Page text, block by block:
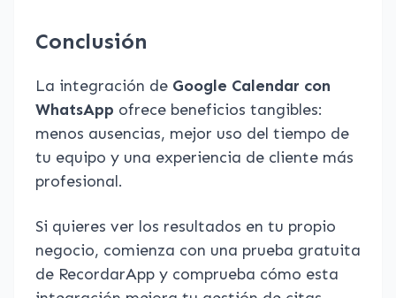
Conclusión
La integración de Google Calendar con
WhatsApp ofrece beneficios tangibles:
menos ausencias, mejor uso del tiempo de
tu equipo y una experiencia de cliente más
profesional.
Si quieres ver los resultados en tu propio
negocio, comienza con una prueba gratuita
de RecordarApp y comprueba cómo esta